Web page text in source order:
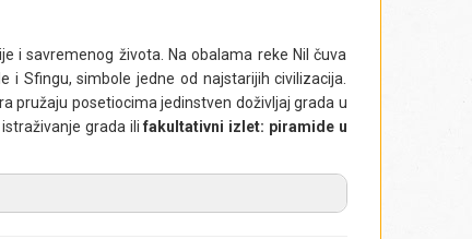
i savremenog života. Na obalama reke Nil čuva
i Sfingu, simbole jedne od najstarijih civilizacija.
pružaju posetiocima jedinstven doživljaj grada u
istraživanje grada ilifakultativni izlet: piramide u